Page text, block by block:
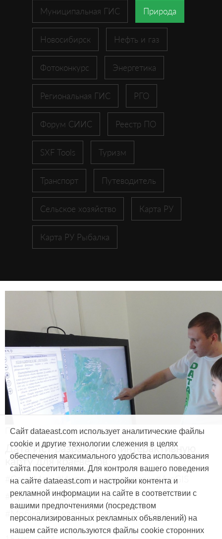
Муниципальная ГИС Природа
Новосибирск Нефть и газ
Фотоконкурс Энергетика
Региональная ГИС РГО
Форум СИИС Реестр ПО
SXF Tools Туризм
Транспорт Путеводитель
Сельское хозяйство Карта РУ
Карта РУ Рыбалка
Продукты и услуги
Дата Ист разработала интерактивную
карту для краеведов
#CarryMap #Интерактивная карта #ArcGIS
#Природа #Дети #География
#Мобильная карта #Веб-приложение
Сайт dataeast.com использует аналитические файлы
cookie и другие технологии слежения в целях
обеспечения максимального удобства использования
сайта посетителями. Для контроля вашего поведения
на сайте dataeast.com и настройки контента и
рекламной информации на сайте в соответствии с
вашими предпочтениями (посредством
персонализированных рекламных объявлений) на
нашем сайте используются файлы cookie сторонних